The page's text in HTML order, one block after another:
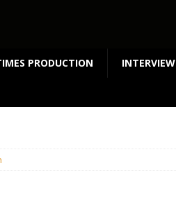
PRODUCTION INTERVIEW